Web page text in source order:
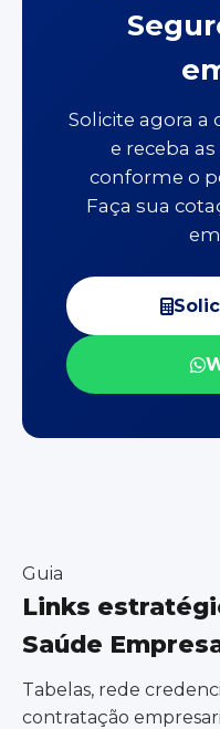
Solicite agora a
e receba
conforme o
Faça sua
Guia
Links
Saúde
Tabelas, rede
contratação